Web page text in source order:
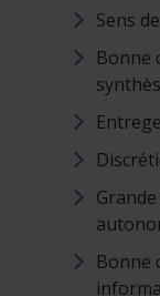
Sens
Bonne
Bonne